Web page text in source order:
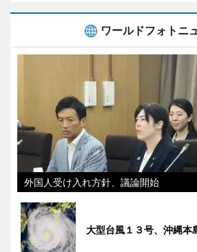
ワールドフォトニ
外国人受け入れ方針、議論開始
大型台風１３号、沖縄本